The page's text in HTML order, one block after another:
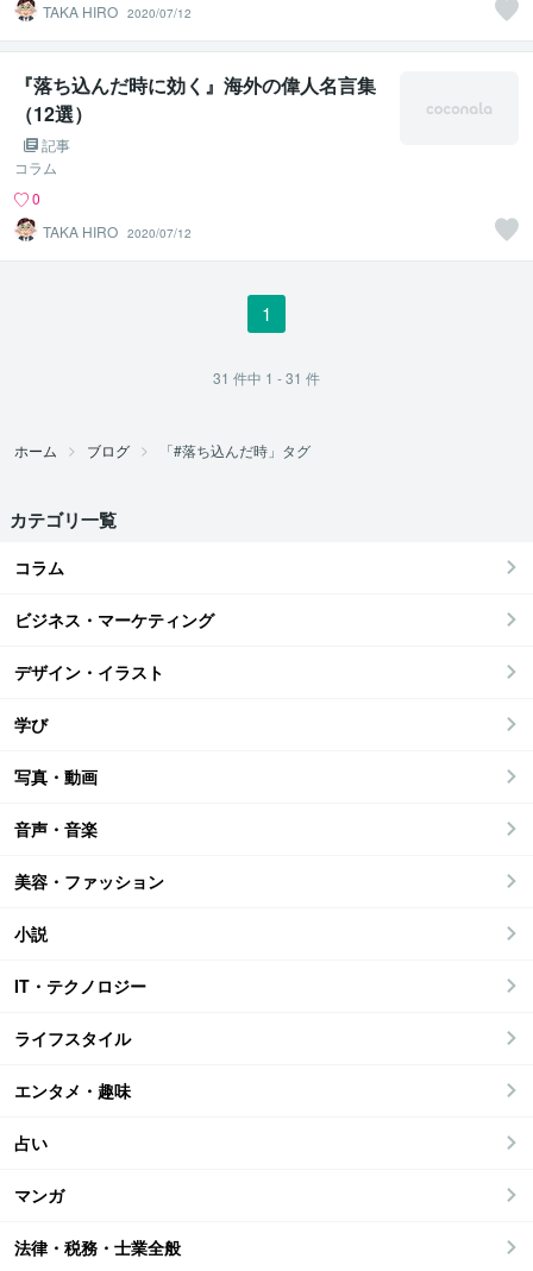
TAKA HIRO 2020/07/12
『落ち込んだ時に効く』海外の偉人名言集
（12選）
記事
コラム
0
TAKA HIRO 2020/07/12
1
31 件中 1 - 31 件
ホーム ブログ 「#落ち込んだ時」タグ
カテゴリ一覧
コラム
ビジネス・マーケティング
デザイン・イラスト
学び
写真・動画
音声・音楽
美容・ファッション
小説
IT・テクノロジー
ライフスタイル
エンタメ・趣味
占い
マンガ
法律・税務・士業全般